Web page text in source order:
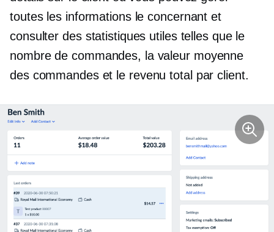
toutes les informations le concernant et
consulter des statistiques utiles telles que le
nombre de commandes, la valeur moyenne
des commandes et le revenu total par client.